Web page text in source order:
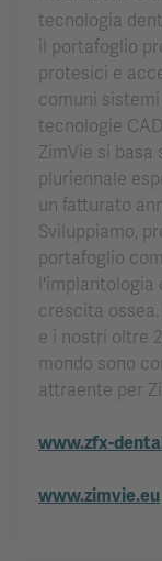
tecnologia
il portafoglio
protesici e
comuni
tecnologie
ZimVie si basa
pluriennale
un fatturato
Sviluppiamo,
portafoglio
l'implantologia
crescita
e i nostri oltre
mondo sono
attraente per
www.zfx-
www.zimvie.eu